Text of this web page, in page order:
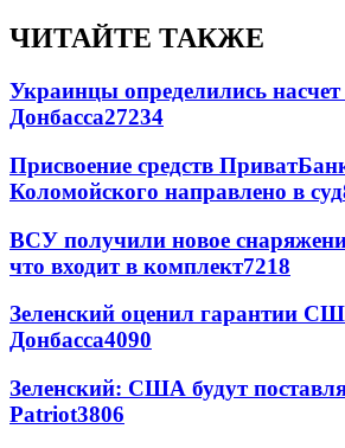
ЧИТАЙТЕ ТАКЖЕ
Украинцы определились
Донбасса27234
Присвоение средств
Коломойского направлено в суд
ВСУ получили новое
что входит в комплект7218
Зеленский оценил гарантии
Донбасса4090
Зеленский: США будут
Patriot3806